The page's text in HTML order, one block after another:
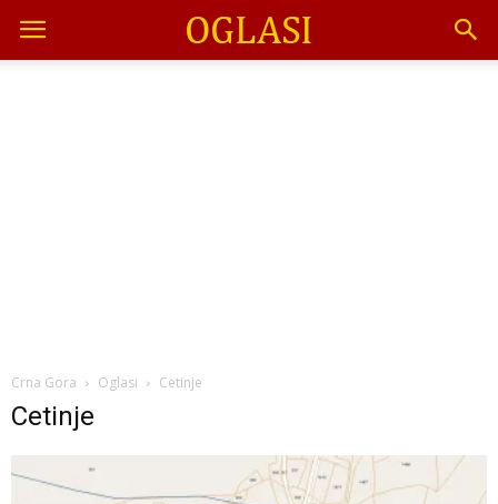
Crna Gora Oglasi Cetinje
Cetinje